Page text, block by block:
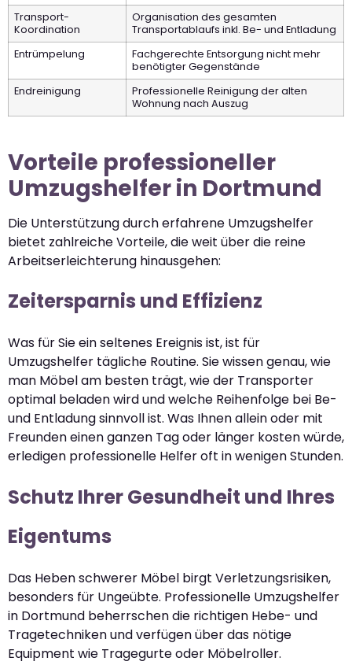
Transport-
Koordination
Organisation des gesamten
Transportablaufs inkl. Be- und Entladung
Entrümpelung
Fachgerechte Entsorgung nicht mehr
benötigter Gegenstände
Endreinigung
Professionelle Reinigung der alten
Wohnung nach Auszug
Vorteile professioneller
Umzugshelfer in Dortmund
Die Unterstützung durch erfahrene Umzugshelfer
bietet zahlreiche Vorteile, die weit über die reine
Arbeitserleichterung hinausgehen:
Zeitersparnis und Effizienz
Was für Sie ein seltenes Ereignis ist, ist für
Umzugshelfer tägliche Routine. Sie wissen genau, wie
man Möbel am besten trägt, wie der Transporter
optimal beladen wird und welche Reihenfolge bei Be-
und Entladung sinnvoll ist. Was Ihnen allein oder mit
Freunden einen ganzen Tag oder länger kosten würde,
erledigen professionelle Helfer oft in wenigen Stunden.
Schutz Ihrer Gesundheit und Ihres
Eigentums
Das Heben schwerer Möbel birgt Verletzungsrisiken,
besonders für Ungeübte. Professionelle Umzugshelfer
in Dortmund beherrschen die richtigen Hebe- und
Tragetechniken und verfügen über das nötige
Equipment wie Tragegurte oder Möbelroller.